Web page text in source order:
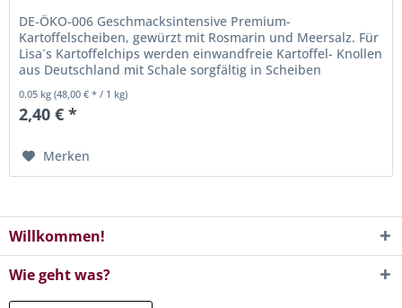
DE-ÖKO-006 Geschmacksintensive Premium-
Kartoffelscheiben, gewürzt mit Rosmarin und Meersalz. Für
Lisa´s Kartoffelchips werden einwandfreie Kartoffel- Knollen
aus Deutschland mit Schale sorgfältig in Scheiben
0.05 kg(48,00 € * / 1 kg)
2,40 € *
Merken
Willkommen!
Wie geht was?